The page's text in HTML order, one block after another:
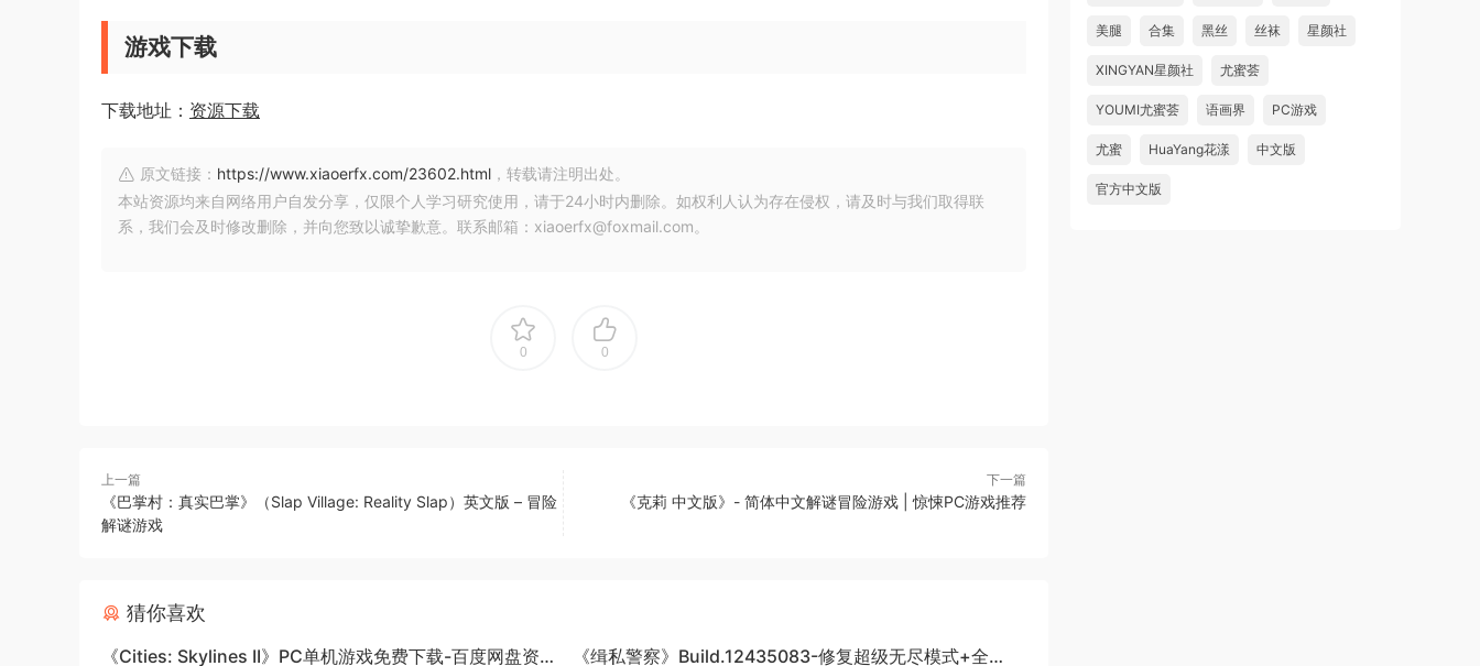
游戏下载
下载地址： 资源下载
原文链接： https://www.xiaoerfx.com/23602.html ，转载请注明出处。
本站资源均来自网络用户自发分享，仅限个人学习研究使用，请于24小时内删除。如权利人认为存在侵权，请及时与我们取得联
系，我们会及时修改删除，并向您致以诚挚歉意。联系邮箱：xiaoerfx@foxmail.com。
0 0
上一篇
《巴掌村：真实巴掌》（Slap Village: Reality Slap）英文版 – 冒险
解谜游戏
下一篇
《克莉 中文版》- 简体中文解谜冒险游戏 | 惊悚PC游戏推荐
猜你喜欢
《Cities: Skylines II》PC单机游戏免费下载-百度网盘资 《缉私警察》Build.12435083-修复超级无尽模式+全
美腿 合集 黑丝 丝袜 星颜社
XINGYAN星颜社 尤蜜荟
YOUMI尤蜜荟 语画界 PC游戏
尤蜜 HuaYang花漾 中文版
官方中文版